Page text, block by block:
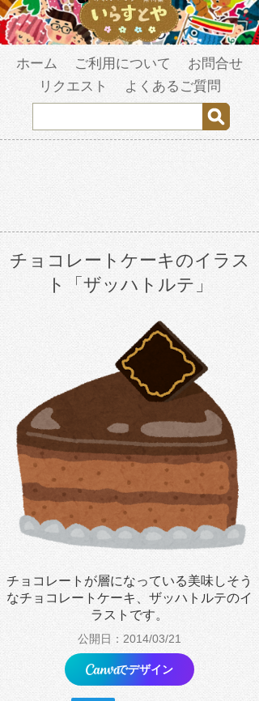
ホーム ご利用について
お問合せ
リクエスト
よくあるご質問
チョコレートケーキのイラス
ト「ザッハトルテ」
チョコレートが層になっている美味しそう
なチョコレートケーキ、ザッハトルテのイ
ラストです。
公開日：2014/03/21
でデザイン